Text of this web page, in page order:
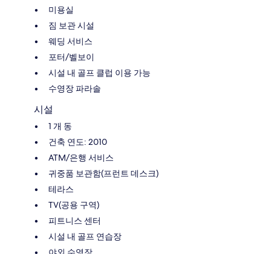
미용실
짐 보관 시설
웨딩 서비스
포터/벨보이
시설 내 골프 클럽 이용 가능
수영장 파라솔
시설
1 개 동
건축 연도: 2010
ATM/은행 서비스
귀중품 보관함(프런트 데스크)
테라스
TV(공용 구역)
피트니스 센터
시설 내 골프 연습장